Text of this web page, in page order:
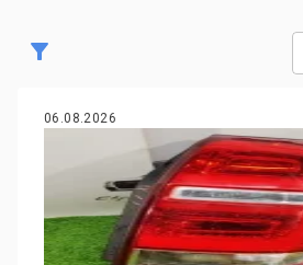
06.08.2026